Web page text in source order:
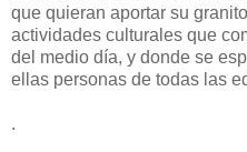
que quieran aportar su
actividades culturales que
del medio día, y donde se
ellas personas de todas las
.